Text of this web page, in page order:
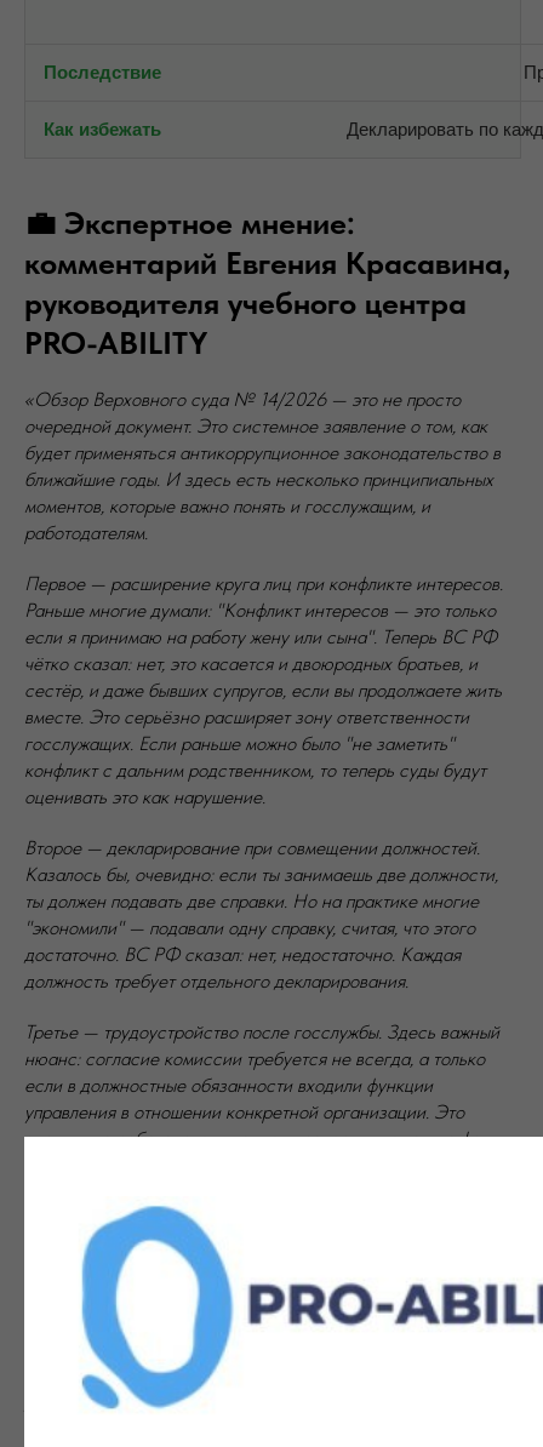
Декларировать по
💼 Экспертное мнение:
комментарий Евгения Красавина,
руководителя учебного центра
PRO-ABILITY
«Обзор Верховного суда № 14/2026 — это не просто
очередной документ. Это системное заявление о том, как
будет применяться антикоррупционное законодательство в
ближайшие годы. И здесь есть несколько принципиальных
моментов, которые важно понять и госслужащим, и
работодателям.
Первое — расширение круга лиц при конфликте интересов.
Раньше многие думали: "Конфликт интересов — это только
если я принимаю на работу жену или сына". Теперь ВС РФ
чётко сказал: нет, это касается и двоюродных братьев, и
сестёр, и даже бывших супругов, если вы продолжаете жить
вместе. Это серьёзно расширяет зону ответственности
госслужащих. Если раньше можно было "не заметить"
конфликт с дальним родственником, то теперь суды будут
оценивать это как нарушение.
Второе — декларирование при совмещении должностей.
Казалось бы, очевидно: если ты занимаешь две должности,
ты должен подавать две справки. Но на практике многие
"экономили" — подавали одну справку, считая, что этого
достаточно. ВС РФ сказал: нет, недостаточно. Каждая
должность требует отдельного декларирования.
Третье — трудоустройство после госслужбы. Здесь важный
нюанс: согласие комиссии требуется не всегда, а только
если в должностные обязанности входили функции
управления в отношении конкретной организации. Это
значит, что работодатель должен проверить не только факт
существо обязанностей.
Четвёртое — дела о взыскании коррупционного имущества
не имеют срока давности. Это принципиальная позиция,
которая означает, что даже если чиновник покинул пост
много лет назад, его могут привлечь к ответственности и
изъять незаконно нажитое имущество. Это серьёзный сигнал
для всех, кто надеялся "переждать" проблемы.